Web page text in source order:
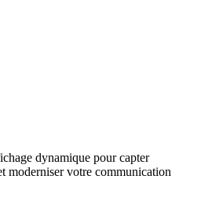
dynamique pour capter
moderniser votre communication